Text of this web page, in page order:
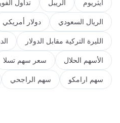
ايثريوم الريبل تداول
الريال السعودي دولار أمريكي
الليرة التركية مقابل الدولار
الأسهم الحلال سعر سهم تسلا
سهم ارامكو سهم الراجحي